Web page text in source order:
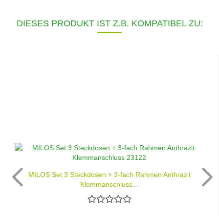
DIESES PRODUKT IST Z.B. KOMPATIBEL ZU:
MILOS Set 3 Steckdosen + 3-fach Rahmen Anthrazit
Klemmanschluss...